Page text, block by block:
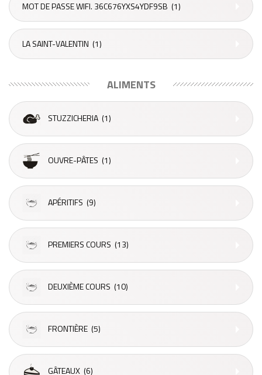
MOT DE PASSE WIFI. 36C676YXS4YDF9SB (1)
LA SAINT-VALENTIN (1)
ALIMENTS
STUZZICHERIA (1)
OUVRE-PÂTES (1)
APÉRITIFS (9)
PREMIERS COURS (13)
DEUXIÈME COURS (10)
FRONTIÈRE (5)
GÂTEAUX (6)